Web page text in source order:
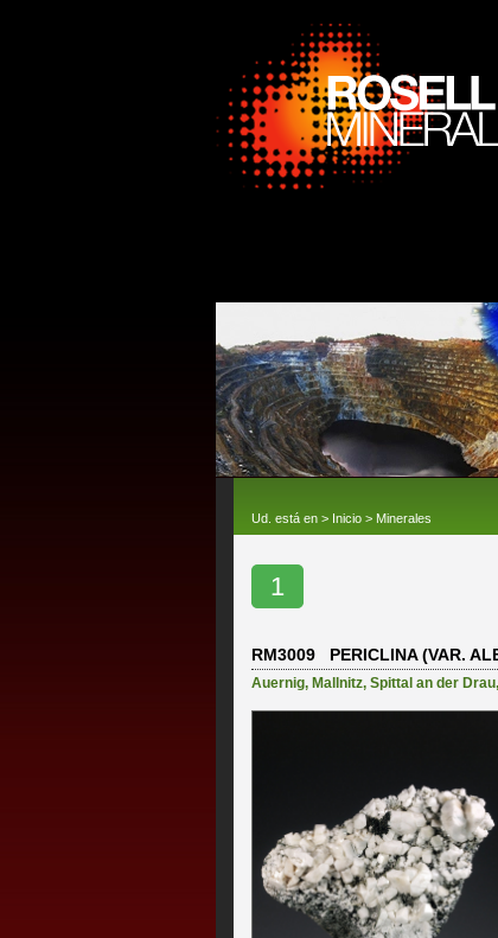
Ud. está en > Inicio > Minerales
1
RM3009 PERICLINA (VAR.
Auernig, Mallnitz, Spittal an der Drau,